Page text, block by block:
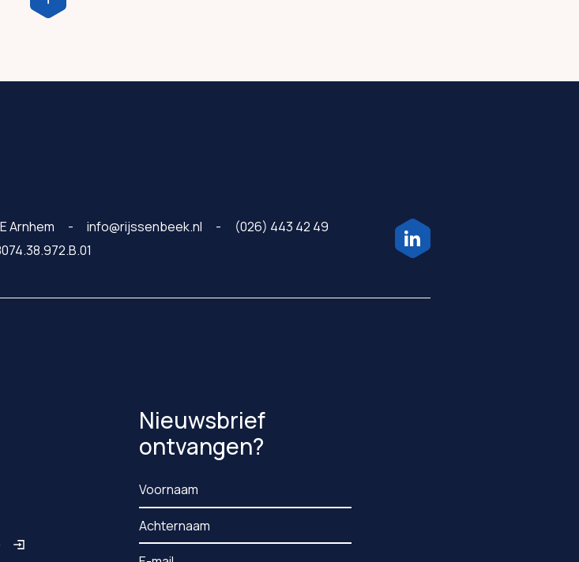
Arnhem info@rijssenbeek.nl
(026) 443 42 49
Nieuwsbrief
ontvangen?